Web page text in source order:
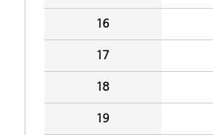
16
17
18
19